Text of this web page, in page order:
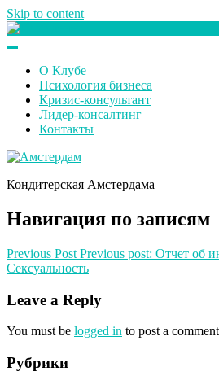
Skip to content
О Клубе
Психология бизнеса
Кризис-консультант
Лидер-консалтинг
Контакты
Кондитерская Амстердама
Навигация по записям
Previous Post Previous post: Отчет об
Сексуальность
Leave a Reply
You must be logged in to post a
Рубрики